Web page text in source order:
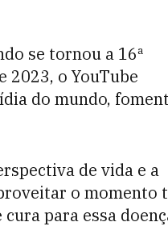
se tornou a 16ª
2023, o YouTube
do mundo,
de vida e a
o momento
para essa